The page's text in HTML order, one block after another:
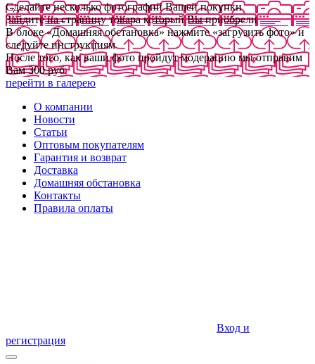
Сделайте несколько фотографий Вашей покупки
Зайдите на страницу товара который Вы приобрели
В блоке «Домашняя обстановка» нажмите «загрузить фото» и
следуйте инструкциям
После того, как ваши фото пройдут модерацию мы отправим
Вам 300 руб
перейти в галерею
О компании
Новости
Статьи
Оптовым покупателям
Гарантия и возврат
Доставка
Домашняя обстановка
Контакты
Правила оплаты
Вход и
регистрация